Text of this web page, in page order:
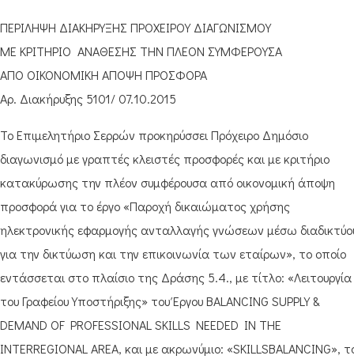
ΠΕΡΙΛΗΨΗ ΔΙΑΚΗΡΥΞΗΣ ΠΡΟΧΕΙΡΟΥ ΔΙΑΓΩΝΙΣΜΟΥ
ΜΕ ΚΡΙΤΗΡΙΟ ΑΝΑΘΕΣΗΣ ΤΗΝ ΠΛΕΟΝ ΣΥΜΦΕΡΟΥΣΑ
ΑΠΟ ΟΙΚΟΝΟΜΙΚΗ ΑΠΟΨΗ ΠΡΟΣΦΟΡΑ
Αρ. Διακήρυξης 5101/ 07.10.2015
Το Επιμελητήριο Σερρών προκηρύσσει Πρόχειρο Δημόσιο
διαγωνισμό με γραπτές κλειστές προσφορές και με κριτήριο
κατακύρωσης την πλέον συμφέρουσα από οικονομική άποψη
προσφορά για το έργο «Παροχή δικαιώματος χρήσης
ηλεκτρονικής εφαρμογής ανταλλαγής γνώσεων μέσω
για την δικτύωση και την επικοινωνία των εταίρων», το οποίο
εντάσσεται στο πλαίσιο της Δράσης 5.4., με τίτλο: «Λειτουργία
του Γραφείου Υποστήριξης» του Έργου BALANCING SUPPLY &
DEMAND OF PROFESSIONAL SKILLS NEEDED IN THE
INTERREGIONAL AREA, και με ακρωνύμιο: «SKILLSBALANCING»,